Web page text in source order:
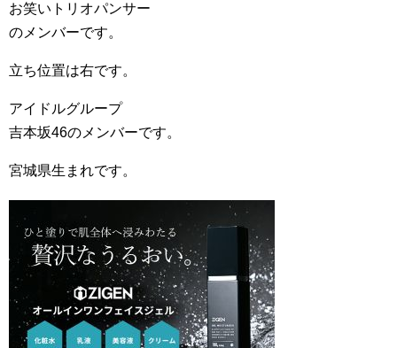
お笑いトリオパンサー
のメンバーです。
立ち位置は右です。
アイドルグループ
吉本坂46のメンバーです。
宮城県生まれです。